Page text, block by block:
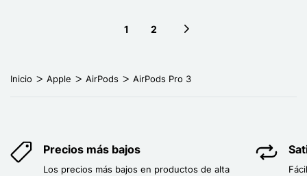
1 2
Inicio Apple AirPods AirPods Pro 3
Precios más bajos
Los precios más bajos en productos de alta